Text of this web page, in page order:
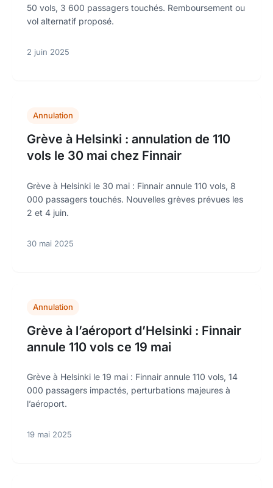
50 vols, 3 600 passagers touchés. Remboursement ou
vol alternatif proposé.
2 juin 2025
Annulation
Grève à Helsinki : annulation de 110
vols le 30 mai chez Finnair
Grève à Helsinki le 30 mai : Finnair annule 110 vols, 8
000 passagers touchés. Nouvelles grèves prévues les
2 et 4 juin.
30 mai 2025
Annulation
Grève à l’aéroport d’Helsinki : Finnair
annule 110 vols ce 19 mai
Grève à Helsinki le 19 mai : Finnair annule 110 vols, 14
000 passagers impactés, perturbations majeures à
l’aéroport.
19 mai 2025